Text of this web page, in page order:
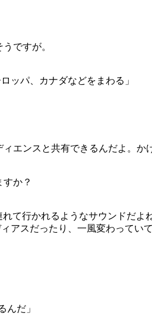
ですが。
ッパ、カナダなどをまわる」
エンスと共有できるんだよ。か
か？
て行かれるようなサウンドだよ
アスだったり、一風変わってい
だ」